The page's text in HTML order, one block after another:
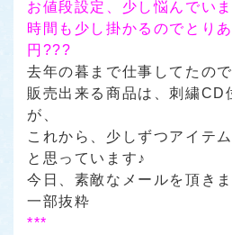
お値段設定、少し悩んでいま
時間も少し掛かるのでとり
円???
去年の暮まで仕事してたので
販売出来る商品は、刺繍CD
が、
これから、少しずつアイテ
と思っています♪
今日、素敵なメールを頂きま
一部抜粋
***